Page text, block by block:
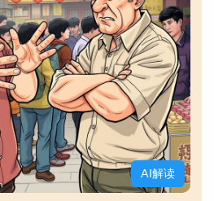
AI解读